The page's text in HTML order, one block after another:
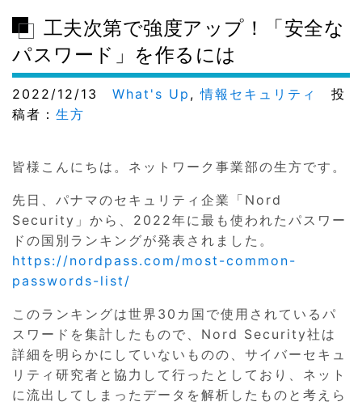
工夫次第で強度アップ！「安全な
パスワード」を作るには
2022/12/13 What's Up ,情報セキュリティ
投
稿者： 生方
皆様こんにちは。ネットワーク事業部の生方です。
先日、パナマのセキュリティ企業「Nord
Security」から、2022年に最も使われたパスワー
ドの国別ランキングが発表されました。
https://nordpass.com/most-common-
passwords-list/
このランキングは世界30カ国で使用されているパ
スワードを集計したもので、Nord Security社は
詳細を明らかにしていないものの、サイバーセキュ
リティ研究者と協力して行ったとしており、ネット
に流出してしまったデータを解析したものと考えら